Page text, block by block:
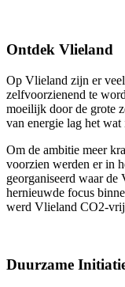
Ontdek Vlieland
Op Vlieland zijn er
zelfvoorzienend te
moeilijk door de grote
van energie lag het
Om de ambitie meer
voorzien werden er in
georganiseerd waar de
hernieuwde focus
werd Vlieland CO2-
Duurzame